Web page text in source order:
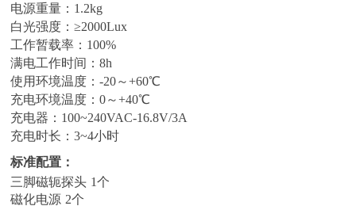
电源重量： 1.2kg
白光强度：≥2000Lux
工作暂载率： 100%
满电工作时间：8h
使用环境温度：-20～+60℃
充电环境温度：0～+40℃
充电器： 100~240VAC-16.8V/3A
充电时长：3~4小时
标准配置：
三脚磁轭探头 1个
磁化电源 2个